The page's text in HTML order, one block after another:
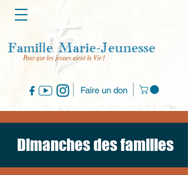
Faire un don
Dimanches des familles